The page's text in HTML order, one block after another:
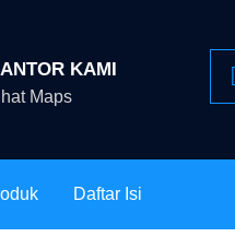
KAMI
Maps
Daftar Isi